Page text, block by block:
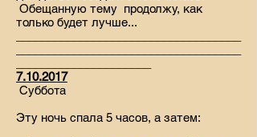
Обещанную тему продолжу, как
только будет лучше...
7.10.2017
Суббота
Эту ночь спала 5 часов, а затем: